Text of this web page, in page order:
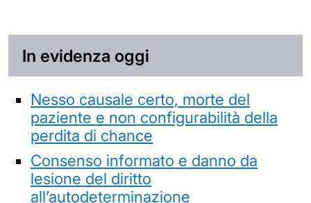
In evidenza oggi
Nesso causale certo, morte del
paziente e non configurabilità della
perdita di chance
Consenso informato e danno da
lesione del diritto
all’autodeterminazione